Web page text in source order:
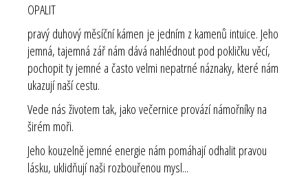
OPALIT
pravý duhový měsíční kámen je jedním z kamenů intuice. Jeho
jemná, tajemná zář nám dává nahlédnout pod pokličku věcí,
pochopit ty jemné a často velmi nepatrné náznaky, které nám
ukazují naší cestu.
Vede nás životem tak, jako večernice provází námořníky na
širém moři.
Jeho kouzelně jemné energie nám pomáhají odhalit pravou
lásku, uklidňují naši rozbouřenou mysl...